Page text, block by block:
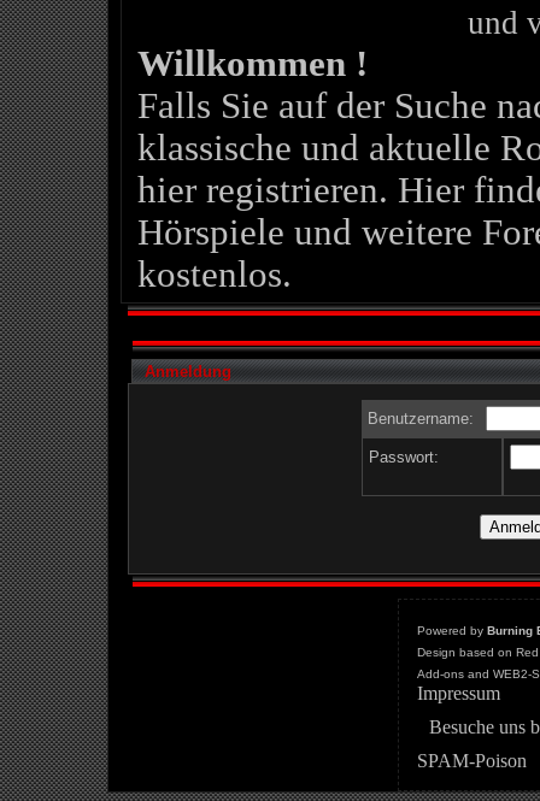
und
Willkommen !
Falls Sie auf der Suche
klassische und aktuelle
hier registrieren. Hier
Hörspiele und weitere
kostenlos.
Anmeldung
Benutzername:
Passwort:
Powered by Burning
Design based on
Add-ons and WEB2-
Impressum
Besuche uns
SPAM-Poison